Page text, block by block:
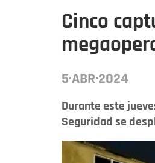
Cinco
5·ABR·2024
Durante este
Seguridad se